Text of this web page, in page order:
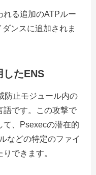
れる追加のATPルー
ンスに追加されま
したENS
防止モジュール内の
語です。この攻撃で
て、Psexecの潜在的
などの特定のファイ
できます。